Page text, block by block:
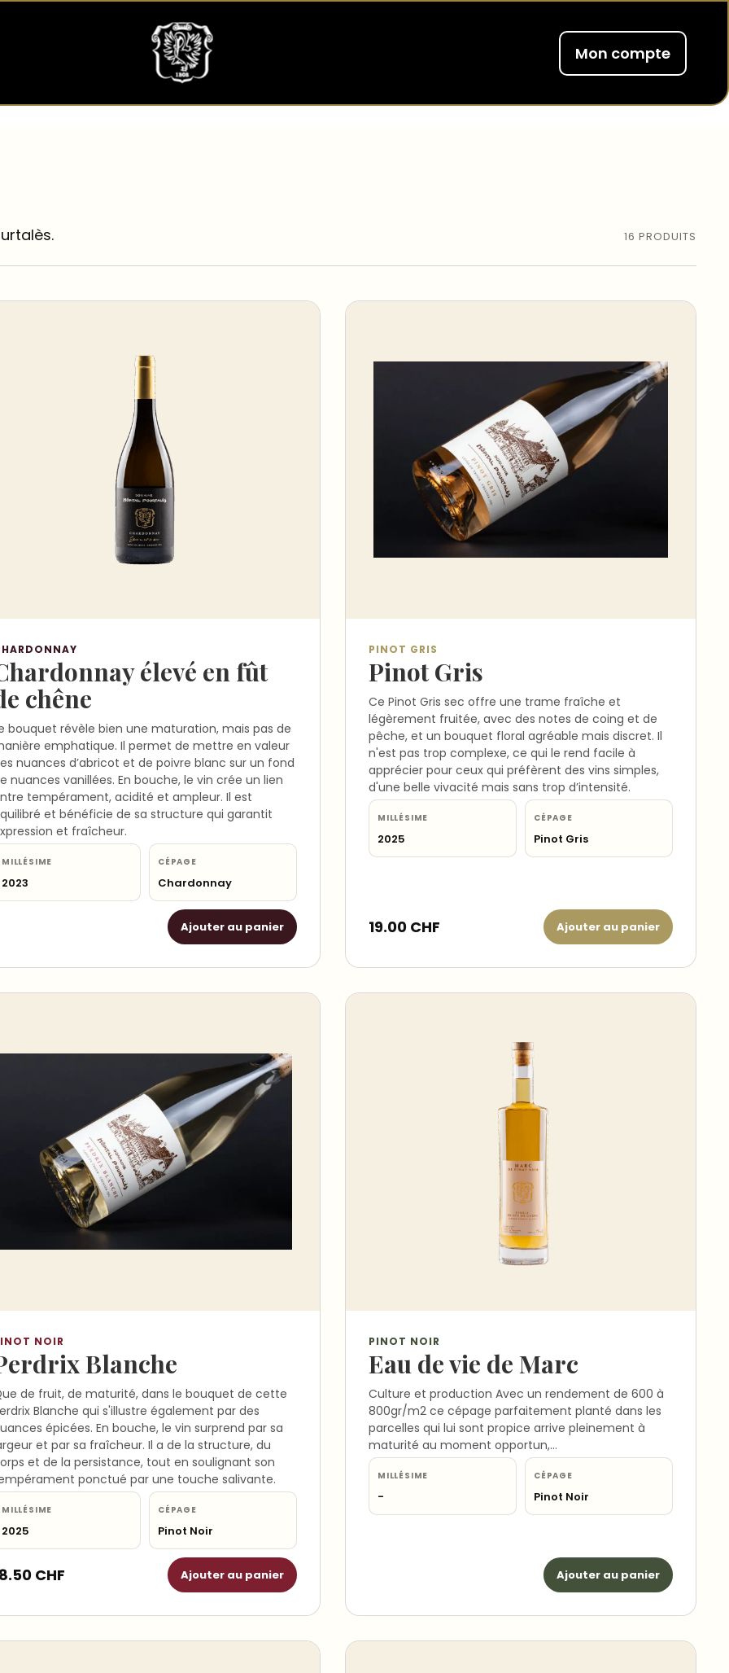
Mon compte
16 PRODUITS
élevé en fût
chêne
bouquet révèle bien une maturation, mais pas de
emphatique. Il permet de mettre en valeur
nuances d’abricot et de poivre blanc sur un fond
nuances vanillées. En bouche, le vin crée un lien
tempérament, acidité et ampleur. Il est
et bénéficie de sa structure qui garantit
et fraîcheur.
MILLÉSIME
2023
CÉPAGE
Chardonnay
Ajouter au panier
PINOT GRIS
Pinot Gris
Ce Pinot Gris sec offre une trame fraîche et
légèrement fruitée, avec des notes de coing et de
pêche, et un bouquet floral agréable mais discret. Il
n'est pas trop complexe, ce qui le rend facile à
apprécier pour ceux qui préfèrent des vins simples,
d'une belle vivacité mais sans trop d’intensité.
MILLÉSIME
2025
CÉPAGE
Pinot Gris
19.00 CHF Ajouter au panier
NOIR
Blanche
de fruit, de maturité, dans le bouquet de cette
Blanche qui s'illustre également par des
épicées. En bouche, le vin surprend par sa
et par sa fraîcheur. Il a de la structure, du
et de la persistance, tout en soulignant son
ponctué par une touche salivante.
MILLÉSIME
2025
CÉPAGE
Pinot Noir
CHF Ajouter au panier
PINOT NOIR
Eau de vie de Marc
Culture et production Avec un rendement de 600 à
800gr/m2 ce cépage parfaitement planté dans les
parcelles qui lui sont propice arrive pleinement à
maturité au moment opportun,…
MILLÉSIME
-
CÉPAGE
Pinot Noir
Ajouter au panier